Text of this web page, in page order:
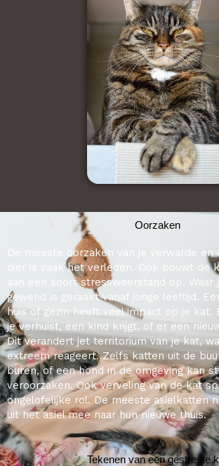
Oorzaken
De meeste oorzaken van je verwarde en
dier is vaak het verleden. Ook bouwt de
aan een soort stressweerstand op. Waar
gewend is geraakt vanaf jonge leeftijd.
huis of gezin heeft veel impact op je kat.
je verhuist, een kind krijgt, of er een
Dit verandert jet territorium van je kat,
extreem reageert. Zelfs katten uit de
buren, of een hond in de omgeving kan
veroorzaken. Ook verveling van de kat
ongelofelijke rol. De meeste asielkatten
uit het asiel mee naar hun nieuwe thuis.
Tekenen van een gestreste